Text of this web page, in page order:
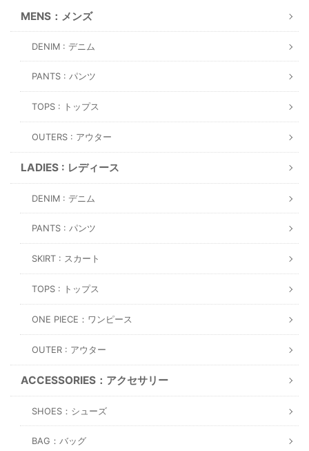
MENS：メンズ
DENIM : デニム
PANTS : パンツ
TOPS : トップス
OUTERS : アウター
LADIES : レディース
DENIM : デニム
PANTS : パンツ
SKIRT : スカート
TOPS : トップス
ONE PIECE：ワンピース
OUTER : アウター
ACCESSORIES：アクセサリー
SHOES：シューズ
BAG：バッグ